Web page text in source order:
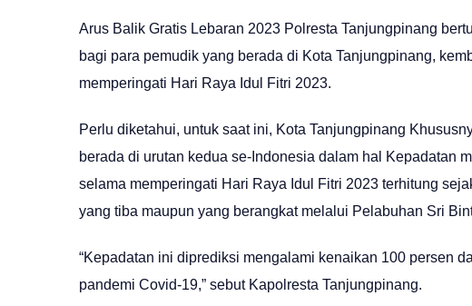
Arus Balik Gratis Lebaran 2023 Polresta Tanjungpinang
bagi para pemudik yang berada di Kota Tanjungpinang,
memperingati Hari Raya Idul Fitri 2023.
Perlu diketahui, untuk saat ini, Kota Tanjungpinang
berada di urutan kedua se-Indonesia dalam hal Kepadatan
selama memperingati Hari Raya Idul Fitri 2023 terhitung
yang tiba maupun yang berangkat melalui Pelabuhan Sri
“Kepadatan ini diprediksi mengalami kenaikan 100 persen
pandemi Covid-19,” sebut Kapolresta Tanjungpinang.